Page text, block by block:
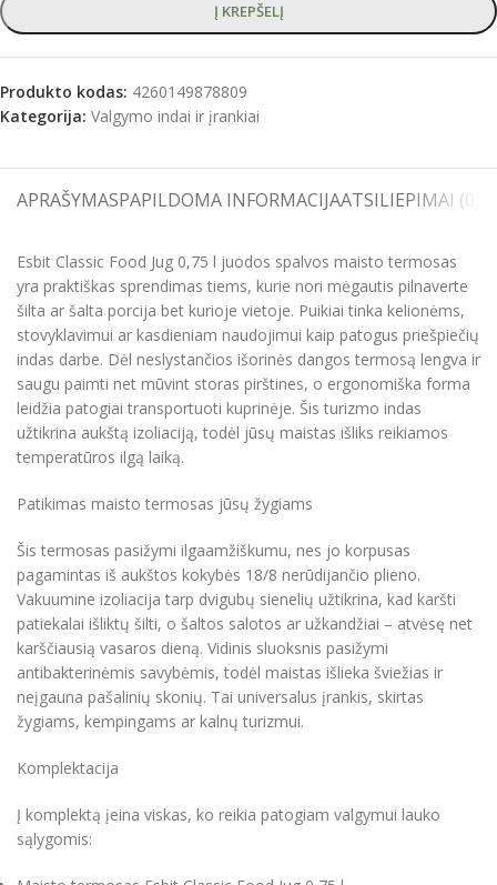
Į KREPŠELĮ
Produkto kodas: 4260149878809
Kategorija: Valgymo indai ir įrankiai
APRAŠYMASPAPILDOMA INFORMACIJAATSILIEPIMAI (0)
Esbit Classic Food Jug 0,75 l juodos spalvos maisto termosas
yra praktiškas sprendimas tiems, kurie nori mėgautis pilnaverte
šilta ar šalta porcija bet kurioje vietoje. Puikiai tinka kelionėms,
stovyklavimui ar kasdieniam naudojimui kaip patogus priešpiečių
indas darbe. Dėl neslystančios išorinės dangos termosą lengva ir
saugu paimti net mūvint storas pirštines, o ergonomiška forma
leidžia patogiai transportuoti kuprinėje. Šis turizmo indas
užtikrina aukštą izoliaciją, todėl jūsų maistas išliks reikiamos
temperatūros ilgą laiką.
Patikimas maisto termosas jūsų žygiams
Šis termosas pasižymi ilgaamžiškumu, nes jo korpusas
pagamintas iš aukštos kokybės 18/8 nerūdijančio plieno.
Vakuumine izoliacija tarp dvigubų sienelių užtikrina, kad karšti
patiekalai išliktų šilti, o šaltos salotos ar užkandžiai – atvėsę net
karščiausią vasaros dieną. Vidinis sluoksnis pasižymi
antibakterinėmis savybėmis, todėl maistas išlieka šviežias ir
neįgauna pašalinių skonių. Tai universalus įrankis, skirtas
žygiams, kempingams ar kalnų turizmui.
Komplektacija
Į komplektą įeina viskas, ko reikia patogiam valgymui lauko
sąlygomis: